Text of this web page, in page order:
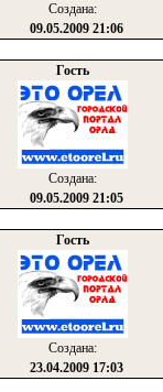
Создана:
09.05.2009 21:06
Гость
Создана:
09.05.2009 21:05
Гость
Создана:
23.04.2009 17:03